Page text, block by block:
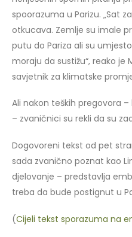
spoorazuma u Parizu. „Sat
otkucava. Zemlje su imale
putu do Pariza ali su
moraju da sustižu“, reako je
savjetnik za klimatske
Ali nakon teških pregovora
– zvaničnici su rekli da su
Dogovoreni tekst od pet
sada zvanično poznat kao
djelovanje – predstavlja
treba da bude postignut u
(Cijeli tekst sporazuma na